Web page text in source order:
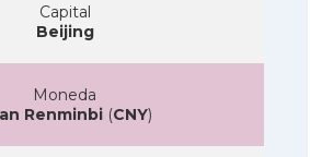
Capital
Beijing
Moneda
Renminbi (CNY)